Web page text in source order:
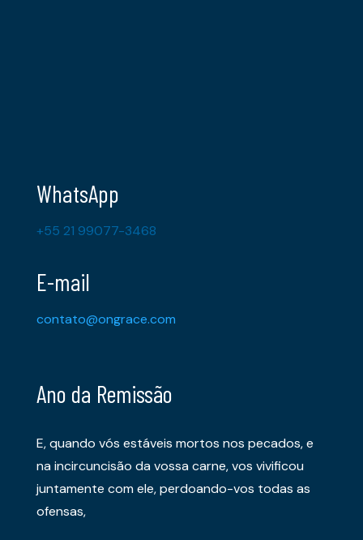
WhatsApp
+55 21 99077-3468
E-mail
contato@ongrace.com
Ano da Remissão
E, quando vós estáveis mortos nos pecados, e
na incircuncisão da vossa carne, vos vivificou
juntamente com ele, perdoando-vos todas as
ofensas,